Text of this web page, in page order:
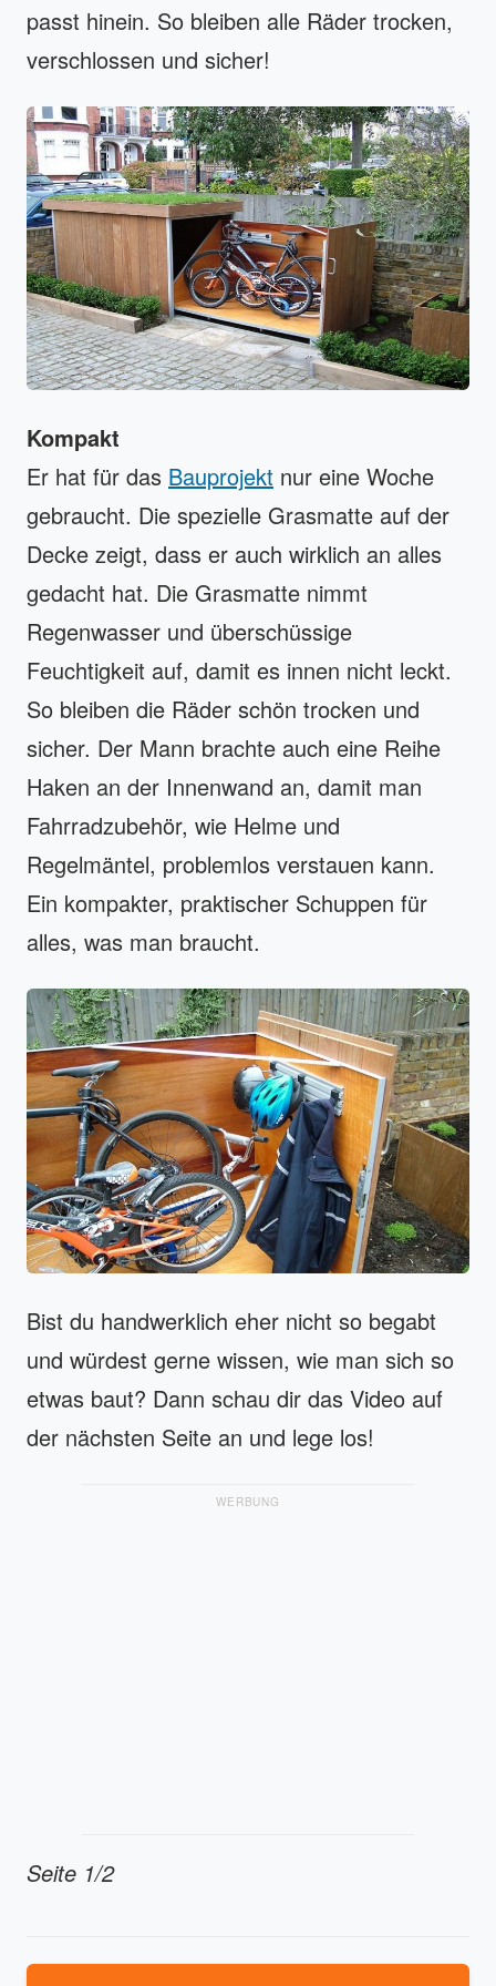
passt hinein. So bleiben alle Räder trocken,
verschlossen und sicher!
Kompakt
Er hat für das Bauprojekt nur eine Woche
gebraucht. Die spezielle Grasmatte auf der
Decke zeigt, dass er auch wirklich an alles
gedacht hat. Die Grasmatte nimmt
Regenwasser und überschüssige
Feuchtigkeit auf, damit es innen nicht leckt.
So bleiben die Räder schön trocken und
sicher. Der Mann brachte auch eine Reihe
Haken an der Innenwand an, damit man
Fahrradzubehör, wie Helme und
Regelmäntel, problemlos verstauen kann.
Ein kompakter, praktischer Schuppen für
alles, was man braucht.
Bist du handwerklich eher nicht so begabt
und würdest gerne wissen, wie man sich so
etwas baut? Dann schau dir das Video auf
der nächsten Seite an und lege los!
WERBUNG
Seite 1/2